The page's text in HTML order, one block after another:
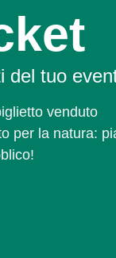
del tuo
venduto
per la natura: